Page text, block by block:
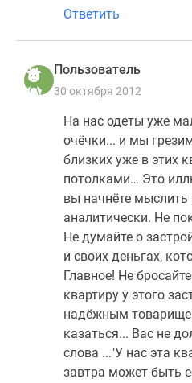
Ответить
Пользователь
30 октября 2012
На нас одеты уже
очёчки... и мы
близких уже в этих
потолками… Это
вы начнёте мыслить
аналитически. Не
Не думайте о
и своих деньгах,
Главное! Не
квартиру у этого
надёжным
казаться... Вас не
слова ..."У нас эта
завтра может быть